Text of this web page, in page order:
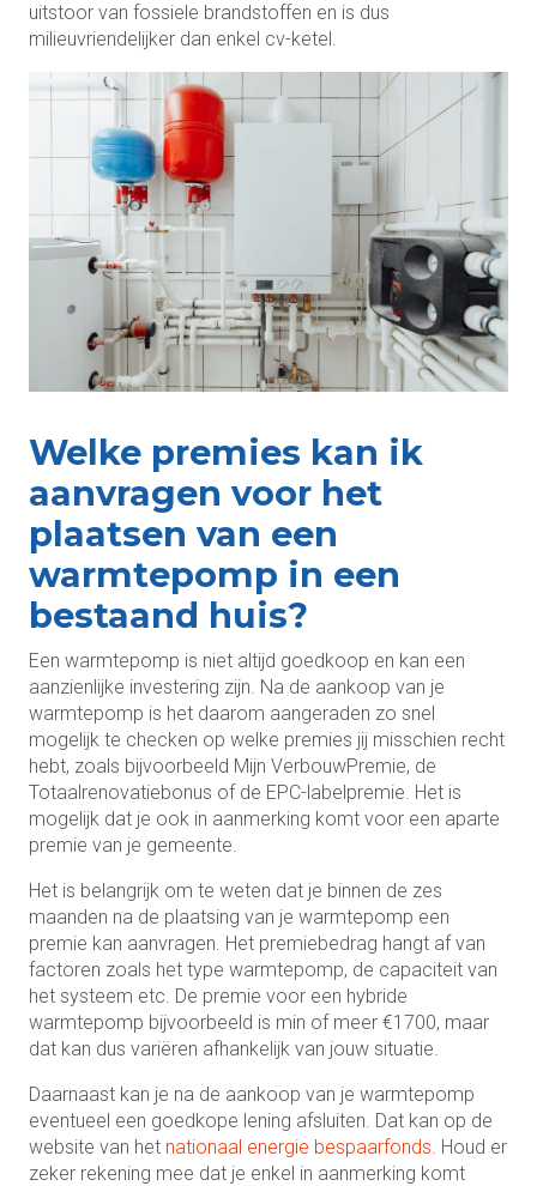
uitstoor van fossiele brandstoffen en is dus
milieuvriendelijker dan enkel cv-ketel.
Welke premies kan ik
aanvragen voor het
plaatsen van een
warmtepomp in een
bestaand huis?
Een warmtepomp is niet altijd goedkoop en kan een
aanzienlijke investering zijn. Na de aankoop van je
warmtepomp is het daarom aangeraden zo snel
mogelijk te checken op welke premies jij misschien recht
hebt, zoals bijvoorbeeld Mijn VerbouwPremie, de
Totaalrenovatiebonus of de EPC-labelpremie. Het is
mogelijk dat je ook in aanmerking komt voor een aparte
premie van je gemeente.
Het is belangrijk om te weten dat je binnen de zes
maanden na de plaatsing van je warmtepomp een
premie kan aanvragen. Het premiebedrag hangt af van
factoren zoals het type warmtepomp, de capaciteit van
het systeem etc. De premie voor een hybride
warmtepomp bijvoorbeeld is min of meer €1700, maar
dat kan dus variëren afhankelijk van jouw situatie.
Daarnaast kan je na de aankoop van je warmtepomp
eventueel een goedkope lening afsluiten. Dat kan op de
website van het nationaal energie bespaarfonds . Houd er
zeker rekening mee dat je enkel in aanmerking komt